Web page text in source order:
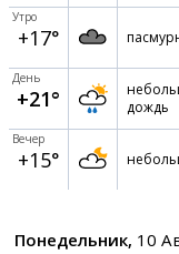
Утро
+17°
День
+21°
дождь
Вечер
+15°
Понедельник, 10